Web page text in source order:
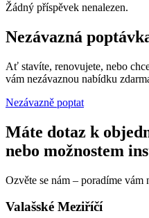
Žádný příspěvek nenalezen.
Nezávazná
Ať stavíte, renovujete, nebo
vám nezávaznou nabídku
Nezávazně poptat
Máte dotaz k
nebo možnostem
Ozvěte se nám – poradíme vám
Valašské Meziříčí